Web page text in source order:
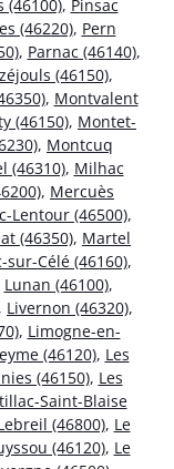
(46100), Pinsac
(46220), Pern
, Parnac (46140),
(46150),
, Montvalent
(46150), Montet-
, Montcuq
(46310), Milhac
, Mercuès
Lentour (46500),
(46350), Martel
sur-Célé (46160),
Lunan (46100),
, Livernon (46320),
, Limogne-en-
(46120), Les
(46150), Les
Saint-Blaise
(46800), Le
(46120), Le